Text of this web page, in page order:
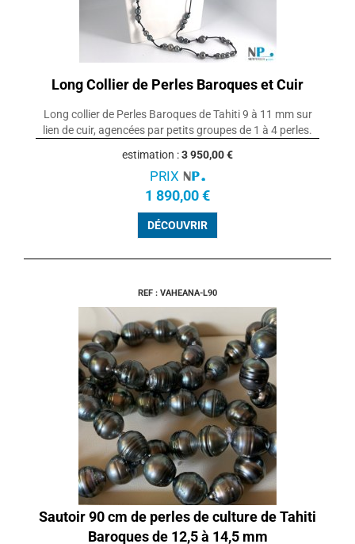
Long Collier de Perles Baroques et Cuir
Long collier de Perles Baroques de Tahiti 9 à 11 mm sur
lien de cuir, agencées par petits groupes de 1 à 4 perles.
estimation :3 950,00 €
PRIX
1 890,00 €
DÉCOUVRIR
REF : VAHEANA-L90
Sautoir 90 cm de perles de culture de Tahiti
Baroques de 12,5 à 14,5 mm